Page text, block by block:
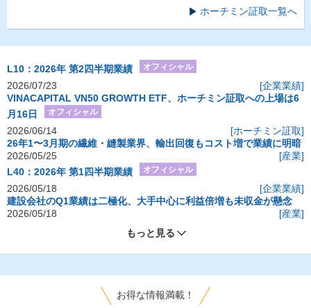
ホーチミン証取一覧へ
L10：2026年 第2四半期業績 オフィシャル
2026/07/23
[企業業績]
VINACAPITAL VN50 GROWTH ETF、ホーチミン証取への上場は6
月16日
オフィシャル
2026/06/14
[ホーチミン証取]
26年1〜3月期の繊維・縫製業界、輸出回復もコスト増で業績に明暗
2026/05/25
[産業]
L40：2026年 第1四半期業績
オフィシャル
2026/05/18
[企業業績]
建設会社のQ1業績は二極化、大手中心に利益倍増も未収金が懸念
2026/05/18
[産業]
もっと見る
お得な情報満載！